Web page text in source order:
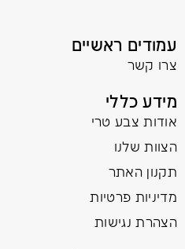
עמודים ראשיים
צרו קשר
מידע כללי
אודות צבע טרי
הצוות שלנו
תקנון האתר
מדיניות פרטיות
הצהרת נגישות